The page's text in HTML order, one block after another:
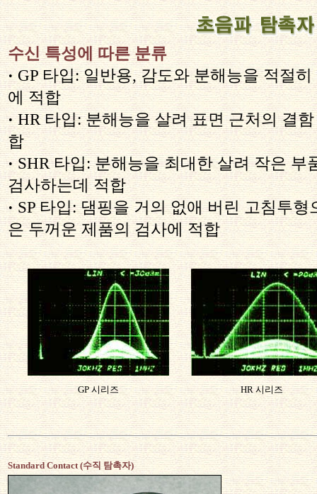
수신 특성에 따른 분류
·GP 타입: 일반용, 감도와 분해능을 적절
에 적합
·HR 타입: 분해능을 살려 표면 근처의 결
합
·SHR 타입: 분해능을 최대한 살려 작은 부
검사하는데 적합
·SP 타입: 댐핑을 거의 없애 버린 고침투
은 두꺼운 제품의 검사에 적합
GP 시리즈 HR 시리즈
Standard Contact (수직 탐촉자)